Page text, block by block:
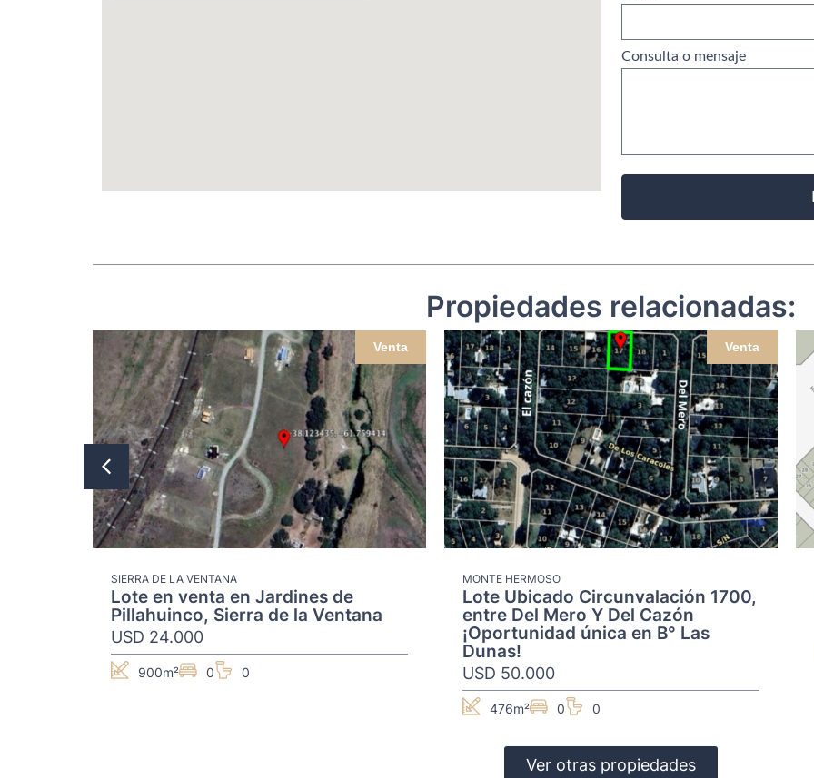
Consulta o mensaje
Propiedades relacionadas:
Venta
SIERRA DE LA VENTANA
Lote en venta en Jardines de
Pillahuinco, Sierra de la Ventana
USD 24.000
900m² 0 0
Venta
MONTE HERMOSO
Lote Ubicado Circunvalación 1700,
entre Del Mero Y Del Cazón
¡Oportunidad única en B° Las
Dunas!
USD 50.000
476m² 0 0
Ver otras propiedades